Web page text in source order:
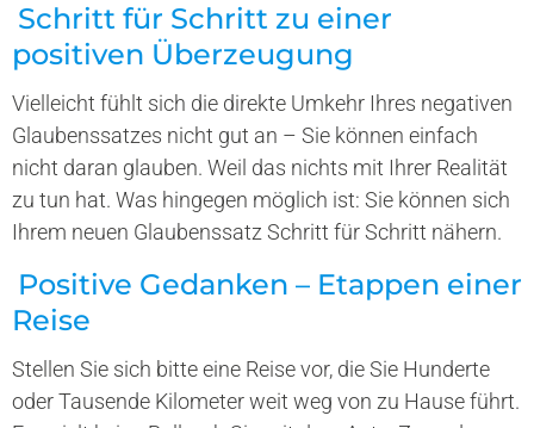
Schritt für Schritt zu einer
positiven Überzeugung
Vielleicht fühlt sich die direkte Umkehr Ihres negativen
Glaubenssatzes nicht gut an – Sie können einfach
nicht daran glauben. Weil das nichts mit Ihrer Realität
zu tun hat. Was hingegen möglich ist: Sie können sich
Ihrem neuen Glaubenssatz Schritt für Schritt nähern.
Positive Gedanken – Etappen einer
Reise
Stellen Sie sich bitte eine Reise vor, die Sie Hunderte
oder Tausende Kilometer weit weg von zu Hause führt.